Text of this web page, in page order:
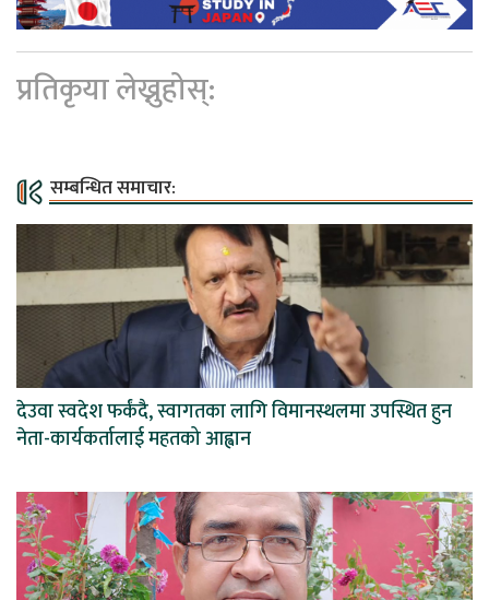
प्रतिकृया लेख्नुहोस्:
सम्बन्धित समाचार:
देउवा स्वदेश फर्कंदै, स्वागतका लागि विमानस्थलमा उपस्थित हुन
नेता-कार्यकर्तालाई महतको आह्वान